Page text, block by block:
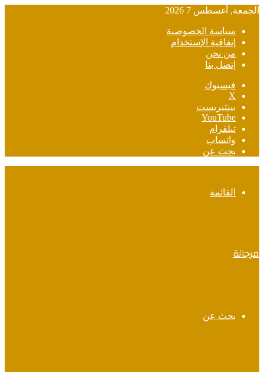
الجمعة, أغسطس 7 2026
سياسة الخصوصية
إتفاقية الإستخدام
من نحن
إتصل بنا
فيسبوك
‫X
بينتيريست
‫YouTube
تيلقرام
واتساب
بحث عن
القائمة
مرجانة
بحث عن